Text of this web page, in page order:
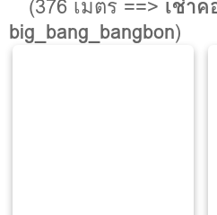
(376 เมตร ==> เช่า
big_bang_bangbon)